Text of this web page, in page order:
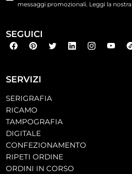
SERVIZI
SERIGRAFIA
RICAMO
TAMPOGRAFIA
DIGITALE
CONFEZIONAMENTO
RIPETI ORDINE
ORDINI IN CORSO
messaggi promozionali. Leggi la nostra
SEGUICI